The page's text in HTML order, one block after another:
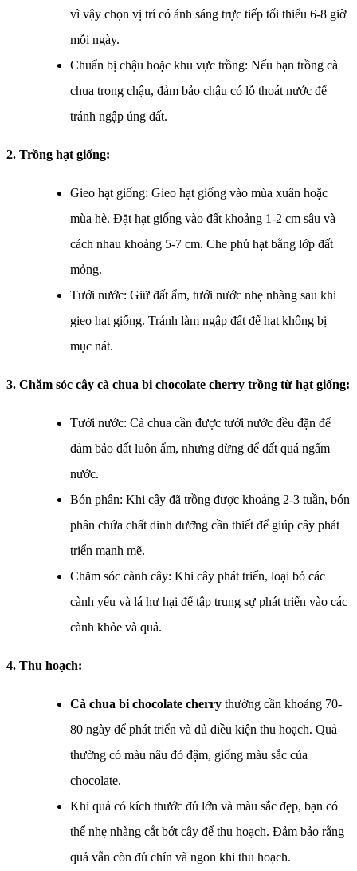
vì vậy chọn vị trí có ánh sáng trực tiếp tối thiểu 6-8 giờ
mỗi ngày.
Chuẩn bị chậu hoặc khu vực trồng: Nếu bạn trồng cà
chua trong chậu, đảm bảo chậu có lỗ thoát nước để
tránh ngập úng đất.
2. Trồng hạt giống:
Gieo hạt giống: Gieo hạt giống vào mùa xuân hoặc
mùa hè. Đặt hạt giống vào đất khoảng 1-2 cm sâu và
cách nhau khoảng 5-7 cm. Che phủ hạt bằng lớp đất
mỏng.
Tưới nước: Giữ đất ẩm, tưới nước nhẹ nhàng sau khi
gieo hạt giống. Tránh làm ngập đất để hạt không bị
mục nát.
3. Chăm sóc cây cà chua bi chocolate cherry trồng từ hạt giống:
Tưới nước: Cà chua cần được tưới nước đều đặn để
đảm bảo đất luôn ẩm, nhưng đừng để đất quá ngấm
nước.
Bón phân: Khi cây đã trồng được khoảng 2-3 tuần, bón
phân chứa chất dinh dưỡng cần thiết để giúp cây phát
triển mạnh mẽ.
Chăm sóc cành cây: Khi cây phát triển, loại bỏ các
cành yếu và lá hư hại để tập trung sự phát triển vào các
cành khỏe và quả.
4. Thu hoạch:
Cà chua bi chocolate cherry thường cần khoảng 70-
80 ngày để phát triển và đủ điều kiện thu hoạch. Quả
thường có màu nâu đỏ đậm, giống màu sắc của
chocolate.
Khi quả có kích thước đủ lớn và màu sắc đẹp, bạn có
thể nhẹ nhàng cắt bớt cây để thu hoạch. Đảm bảo rằng
quả vẫn còn đủ chín và ngon khi thu hoạch.